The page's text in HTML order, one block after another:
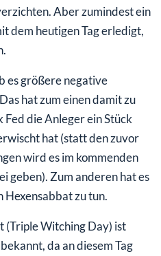
Aber zumindest ein
dem heutigen Tag erledigt,
es größere negative
hat zum einen damit zu
Fed die Anleger ein Stück
hat (statt den zuvor
wird es im kommenden
geben). Zum anderen hat es
Hexensabbat zu tun.
(Triple Witching Day) ist
da an diesem Tag